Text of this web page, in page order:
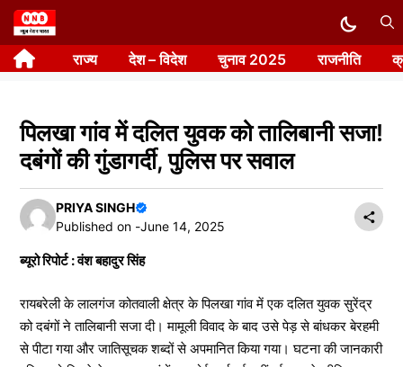
Skip
to
content राज्य देश – विदेश चुनाव 2025 राजनीति
पिलखा गांव में दलित युवक को तालिबानी सजा!
दबंगों की गुंडागर्दी, पुलिस पर सवाल
PRIYA SINGH
Published on -June 14, 2025
ब्यूरो रिपोर्ट : वंश बहादुर सिंह
रायबरेली के लालगंज कोतवाली क्षेत्र के पिलखा गांव में एक दलित युवक सुरेंद्र
को दबंगों ने तालिबानी सजा दी। मामूली विवाद के बाद उसे पेड़ से बांधकर बेरहमी
से पीटा गया और जातिसूचक शब्दों से अपमानित किया गया। घटना की जानकारी